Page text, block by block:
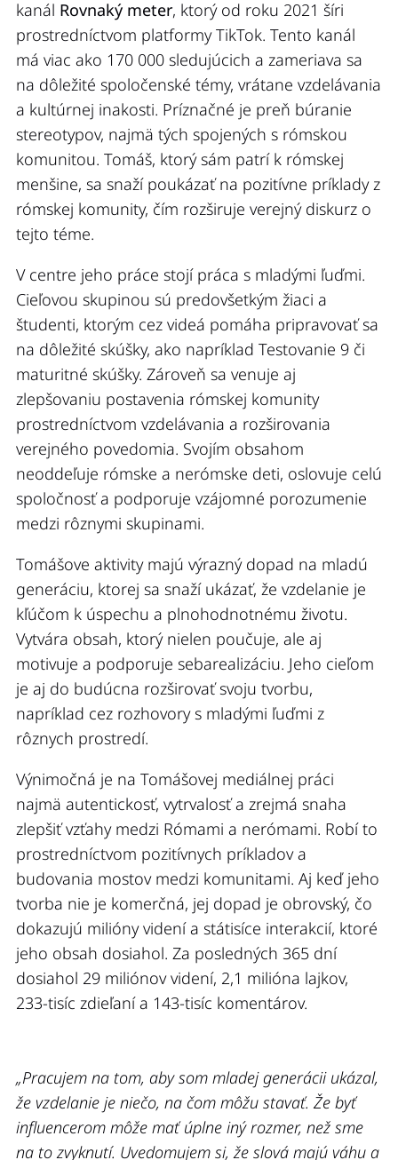
kanál Rovnaký meter, ktorý od roku 2021 šíri
prostredníctvom platformy TikTok. Tento kanál
má viac ako 170 000 sledujúcich a zameriava sa
na dôležité spoločenské témy, vrátane vzdelávania
a kultúrnej inakosti. Príznačné je preň búranie
stereotypov, najmä tých spojených s rómskou
komunitou. Tomáš, ktorý sám patrí k rómskej
menšine, sa snaží poukázať na pozitívne príklady z
rómskej komunity, čím rozširuje verejný diskurz o
tejto téme.
V centre jeho práce stojí práca s mladými ľuďmi.
Cieľovou skupinou sú predovšetkým žiaci a
študenti, ktorým cez videá pomáha pripravovať sa
na dôležité skúšky, ako napríklad Testovanie 9 či
maturitné skúšky. Zároveň sa venuje aj
zlepšovaniu postavenia rómskej komunity
prostredníctvom vzdelávania a rozširovania
verejného povedomia. Svojím obsahom
neoddeľuje rómske a nerómske deti, oslovuje celú
spoločnosť a podporuje vzájomné porozumenie
medzi rôznymi skupinami.
Tomášove aktivity majú výrazný dopad na mladú
generáciu, ktorej sa snaží ukázať, že vzdelanie je
kľúčom k úspechu a plnohodnotnému životu.
Vytvára obsah, ktorý nielen poučuje, ale aj
motivuje a podporuje sebarealizáciu. Jeho cieľom
je aj do budúcna rozširovať svoju tvorbu,
napríklad cez rozhovory s mladými ľuďmi z
rôznych prostredí.
Výnimočná je na Tomášovej mediálnej práci
najmä autentickosť, vytrvalosť a zrejmá snaha
zlepšiť vzťahy medzi Rómami a nerómami. Robí to
prostredníctvom pozitívnych príkladov a
budovania mostov medzi komunitami. Aj keď jeho
tvorba nie je komerčná, jej dopad je obrovský, čo
dokazujú milióny videní a státisíce interakcií, ktoré
jeho obsah dosiahol. Za posledných 365 dní
dosiahol 29 miliónov videní, 2,1 milióna lajkov,
233-tisíc zdieľaní a 143-tisíc komentárov.
„Pracujem na tom, aby som mladej generácii ukázal,
že vzdelanie je niečo, na čom môžu stavať. Že byť
influencerom môže mať úplne iný rozmer, než sme
na to zvyknutí. Uvedomujem si, že slová majú váhu a